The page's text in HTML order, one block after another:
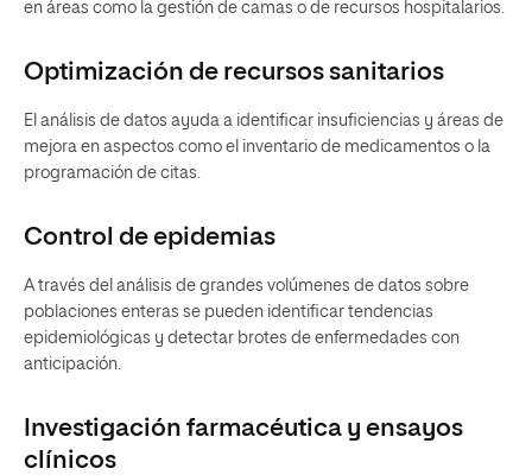
en áreas como la gestión de camas o de recursos hospitalarios.
Optimización de recursos sanitarios
El análisis de datos ayuda a identificar insuficiencias y áreas de
mejora en aspectos como el inventario de medicamentos o la
programación de citas.
Control de epidemias
A través del análisis de grandes volúmenes de datos sobre
poblaciones enteras se pueden identificar tendencias
epidemiológicas y detectar brotes de enfermedades con
anticipación.
Investigación farmacéutica y ensayos
clínicos